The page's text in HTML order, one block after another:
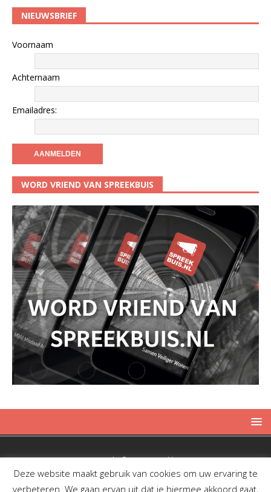
NIEUWSBRIEF
Voornaam
Achternaam
Emailadres:
WORD VRIEND VAN SPREEKBUIS
Copyright © 2019 Spreekbuis
Deze website maakt gebruik van cookies om uw ervaring te
verbeteren. We gaan ervan uit dat je hiermee akkoord gaat,